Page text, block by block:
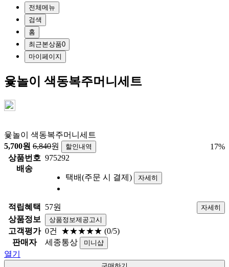
전체메뉴
검색
홈
최근본상품0
마이페이지
윷놀이 색동복주머니세트
윷놀이 색동복주머니세트
5,700원 6,840원 할인내역 17%
상품번호 975292
배송
택배(주문 시 결제)
자세히
적립혜택 57원 자세히
상품정보 상품정보제공고시
고객평가 0건 ★★★★★ (0/5)
판매자
세종통상 미니샵
열기